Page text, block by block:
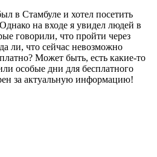
в Стамбуле и хотел посетить
на входе я увидел людей в
говорили, что пройти через
ли, что сейчас невозможно
Может быть, есть какие-то
особые дни для бесплатного
за актуальную информацию!